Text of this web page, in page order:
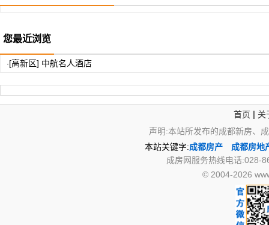
您最近浏览
·[高新区] 中航名人酒店
首页 | 关
声明:本站所发布的成都新房、
本站关键字:成都房产
成都房地
成房网服务热线电话:028-
© 2004-2026